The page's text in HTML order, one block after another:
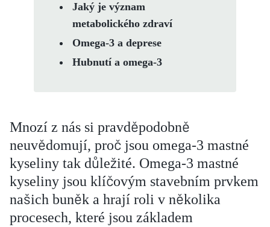
Jaký je význam
metabolického zdraví
Omega-3 a deprese
Hubnutí a omega-3
Mnozí z nás si pravděpodobně
neuvědomují, proč jsou omega-3 mastné
kyseliny tak důležité. Omega-3 mastné
kyseliny jsou klíčovým stavebním prvkem
našich buněk a hrají roli v několika
procesech, které jsou základem